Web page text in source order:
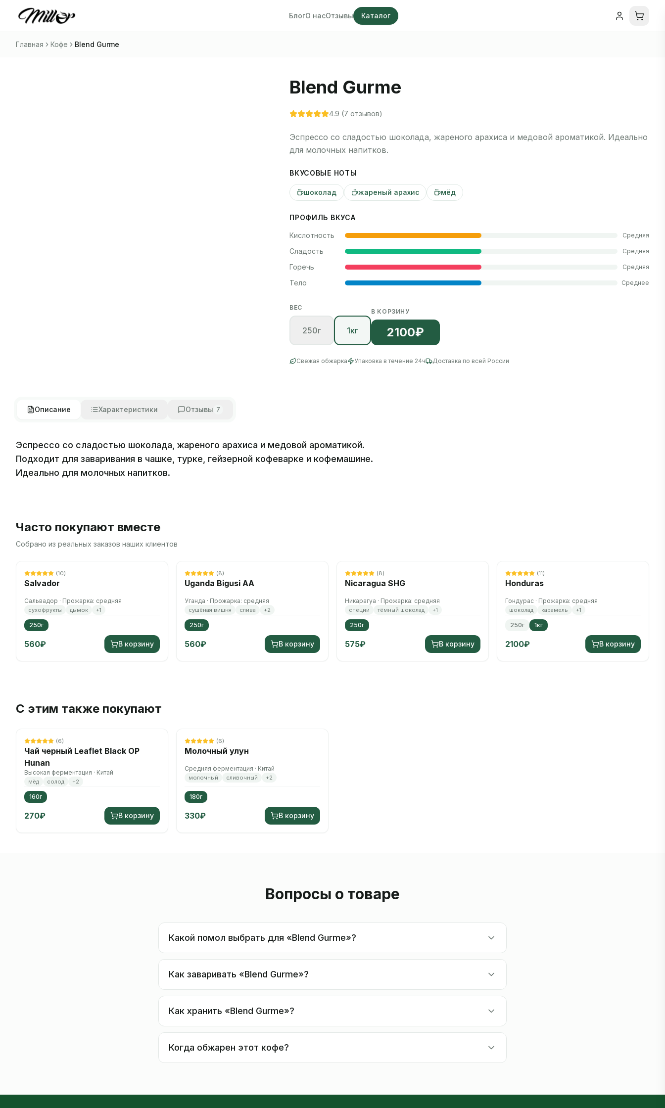
БлогО насОтзывы Каталог
Главная Кофе Blend Gurme
Blend Gurme
4.9 (7 отзывов)
Эспрессо со сладостью шоколада, жареного арахиса и медовой ароматикой. Идеально
для молочных напитков.
ВКУСОВЫЕ НОТЫ
шоколад жареный арахис мёд
ПРОФИЛЬ ВКУСА
Кислотность Средняя
Сладость Средняя
Горечь Средняя
Тело Среднее
ВЕС
250г 1кг
В КОРЗИНУ
2100₽
Свежая обжарка Упаковка в течение 24ч Доставка по всей России
Описание Характеристики Отзывы 7
Эспрессо со сладостью шоколада, жареного арахиса и медовой ароматикой.
Подходит для заваривания в чашке, турке, гейзерной кофеварке и кофемашине.
Идеально для молочных напитков.
Часто покупают вместе
Собрано из реальных заказов наших клиентов
(10)
Salvador
Сальвадор · Прожарка: средняя
сухофрукты дымок +1
250г
560₽ В корзину
(8)
Uganda Bigusi AA
Уганда · Прожарка: средняя
сушёная вишня слива +2
250г
560₽ В корзину
(8)
Nicaragua SHG
Никарагуа · Прожарка: средняя
специи тёмный шоколад +1
250г
575₽ В корзину
(11)
Honduras
Гондурас · Прожарка: средняя
шоколад карамель +1
250г 1кг
2100₽ В корзину
С этим также покупают
(6)
Чай черный Leaflet Black OP
Hunan
Высокая ферментация · Китай
мёд солод +2
160г
270₽ В корзину
(6)
Молочный улун
Средняя ферментация · Китай
молочный сливочный +2
180г
330₽ В корзину
Вопросы о товаре
Какой помол выбрать для «Blend Gurme»?
Как заваривать «Blend Gurme»?
Как хранить «Blend Gurme»?
Когда обжарен этот кофе?